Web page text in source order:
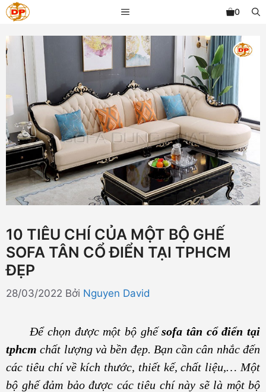
Chuyển
đến
nội
dung
MENU 0
10 TIÊU CHÍ CỦA MỘT BỘ GHẾ
SOFA TÂN CỔ ĐIỂN TẠI TPHCM
ĐẸP
28/03/2022 Bởi Nguyen David
Để chọn được một bộ ghếsofa tân cổ điển tại
tphcm chất lượng và bền đẹp. Bạn cần cân nhắc đến
các tiêu chí về kích thước, thiết kế, chất liệu,… Một
bộ ghế đảm bảo được các tiêu chí này sẽ là một bộ